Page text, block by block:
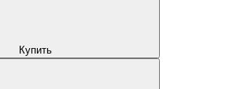
Купить